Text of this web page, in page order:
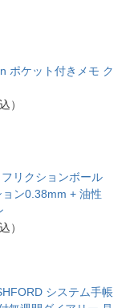
ポケット付きメモ ク
）
リクションボール
ン0.38mm + 油性
）
システム手帳